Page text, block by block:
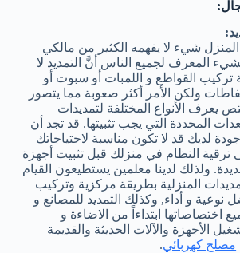
شيء لا يفهمه الكثير من مالكي
المعرف لجميع الناس أنَّ التمديد لا
تركيب القواطع و اللمبات أو سبوت أو
ولكن الأمر أكثر صعوبة مما يتصور
يعرف الأنواع المختلفة لتمديدات
المحددة التي يجب تثبيتها. قد تجد أن
لديك قد لا تكون مناسبة لاحتياجاتك
ترقية النظام في منزلك قبل تثبيت أجهزة
ولذلك لدينا معلمين يستطيعون القيام
المنزلية بطريقة مركزية وتركيب
نوعية و أداء, وكذلك التمديد للمصانع و
اختصاصاتها ابتداءاً من الاضاءة و
الأجهزة والآلات الحديثة والقديمة
مصلح كهربائي.